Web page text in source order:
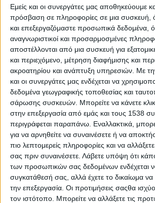
Εμείς και οι συνεργάτες μας αποθηκεύουμε
πρόσβαση σε πληροφορίες σε μια συσκευή,
και επεξεργαζόμαστε προσωπικά δεδομένα,
αναγνωριστικοί και προσαρμοσμένες
αποστέλλονται από μια συσκευή για
και περιεχόμενο, μέτρηση διαφήμισης και
ακροατηρίου και ανάπτυξη υπηρεσιών. Με
και οι συνεργάτες μας ενδέχεται να
δεδομένα γεωγραφικής τοποθεσίας και
σάρωσης συσκευών. Μπορείτε να κάνετε κλικ
στην επεξεργασία από εμάς και τους 1538
περιγράφεται παραπάνω. Εναλλακτικά,
για να αρνηθείτε να συναινέσετε ή να
πιο λεπτομερείς πληροφορίες και να αλλάξετε
σας πριν συναινέσετε. Λάβετε υπόψη ότι
των προσωπικών σας δεδομένων ενδέχεται
συγκατάθεσή σας, αλλά έχετε το δικαίωμα να
την επεξεργασία. Οι προτιμήσεις σαςθα
τον ιστότοπο. Μπορείτε να αλλάξετε τις
Oι άτυποι κανόνες κοινωνικοποίησης
Ακούγοντας τα παιδιά | Πώς μπορούμε
κατανοήσουμε;
Επικοινωνία: Χτίζοντας γέφυρες
Η ουσιαστική επικοινωνία η βάση για τη
υγιών σχέσεων
Ο ρόλος των συναισθημάτων στην